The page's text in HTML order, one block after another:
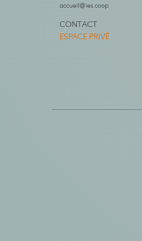
accueil@ies.coop
CONTACT
ESPACE PRIVÉ